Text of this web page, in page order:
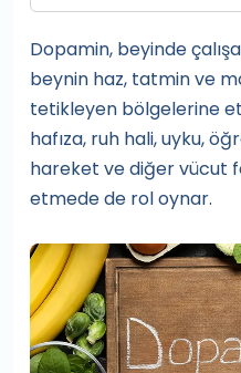
Dopamin, beyinde
beynin haz, tatmin ve
tetikleyen bölgelerine
hafıza, ruh hali, uyku,
hareket ve diğer vücut
etmede de rol oynar.